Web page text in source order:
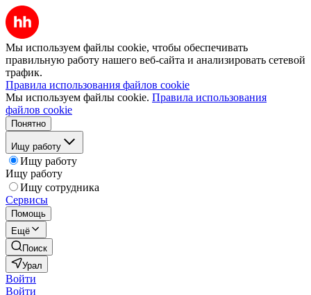
Мы используем файлы cookie, чтобы обеспечивать
правильную работу нашего веб-сайта и анализировать сетевой
трафик.
Правила использования файлов cookie
Мы используем файлы cookie. Правила использования
файлов cookie
Понятно
Ищу работу
Ищу работу
Ищу работу
Ищу сотрудника
Сервисы
Помощь
Ещё
Поиск
Урал
Войти
Войти